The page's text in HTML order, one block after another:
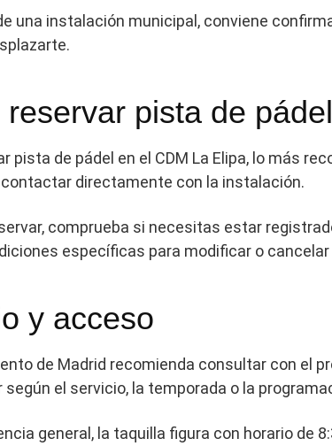
una instalación municipal, conviene
reservar pista de pádel
pista de pádel en el CDM La Elipa, lo más
contactar directamente con la instalación.
comprueba si necesitas estar
específicas para modificar o cancelar
y acceso
de Madrid recomienda consultar con el
según el servicio, la temporada o la
general, la taquilla figura con horario de